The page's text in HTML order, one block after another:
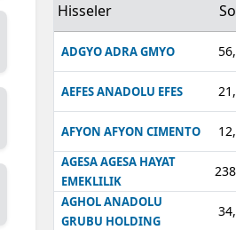
Hisseler
ADGYO ADRA GMYO
AEFES ANADOLU EFES
AFYON AFYON CIMENTO
AGESA AGESA HAYAT
EMEKLILIK
AGHOL ANADOLU
GRUBU HOLDING